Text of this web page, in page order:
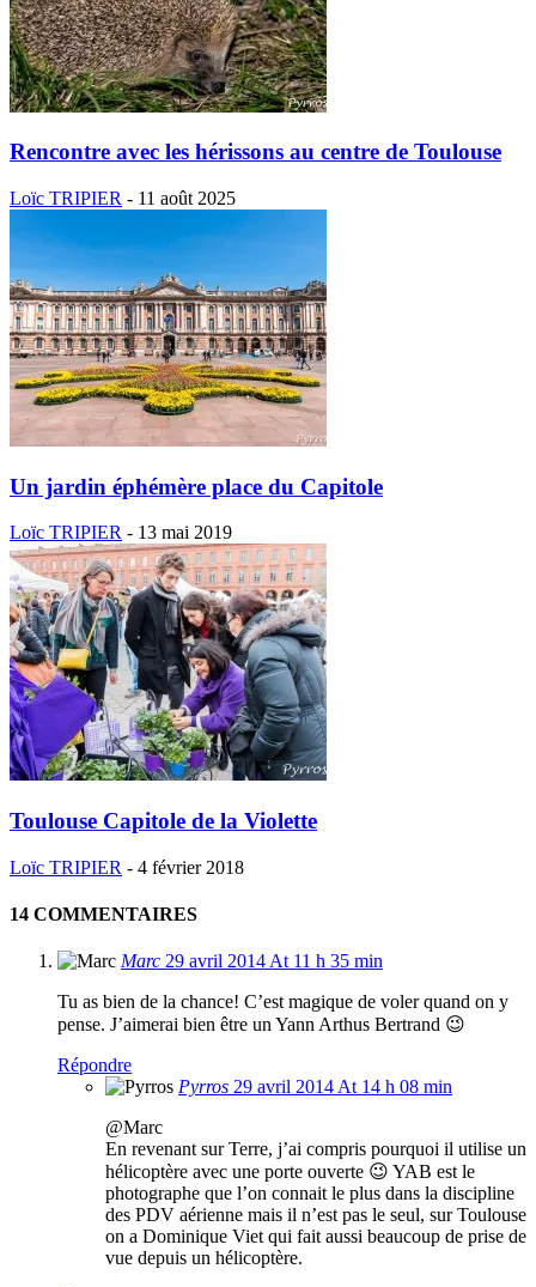
Rencontre avec les hérissons au centre de Toulouse
Loïc TRIPIER - 11 août 2025
Un jardin éphémère place du Capitole
Loïc TRIPIER - 13 mai 2019
Toulouse Capitole de la Violette
Loïc TRIPIER - 4 février 2018
14 COMMENTAIRES
Marc 29 avril 2014 At 11 h 35 min
Tu as bien de la chance! C’est magique de voler quand on y
pense. J’aimerai bien être un Yann Arthus Bertrand 😉
Répondre
Pyrros 29 avril 2014 At 14 h 08 min
@Marc
En revenant sur Terre, j’ai compris pourquoi il utilise un
hélicoptère avec une porte ouverte 😉 YAB est le
photographe que l’on connait le plus dans la discipline
des PDV aérienne mais il n’est pas le seul, sur Toulouse
on a Dominique Viet qui fait aussi beaucoup de prise de
vue depuis un hélicoptère.